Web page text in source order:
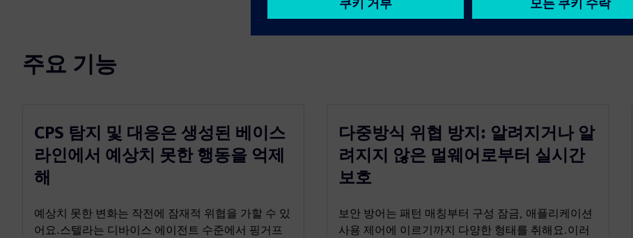
주요 기능
CPS 탐지 및 대응은 생성된 베이스
라인에서 예상치 못한 행동을 억제
해
예상치 못한 변화는 작전에 잠재적 위협을 가할 수 있
어요.스텔라는 디바이스 에이전트 수준에서 핑거프
다중방식 위협 방지: 알려지거나 알
려지지 않은 멀웨어로부터 실시간
보호
보안 방어는 패턴 매칭부터 구성 잠금, 애플리케이션
사용 제어에 이르기까지 다양한 형태를 취해요.이러